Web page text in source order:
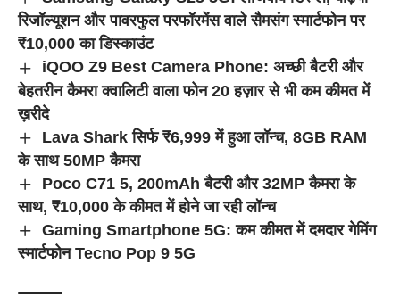
रिजॉल्यूशन और पावरफुल परफॉरमेंस वाले सैमसंग स्मार्टफोन पर
₹10,000 का डिस्काउंट
iQOO Z9 Best Camera Phone: अच्छी बैटरी और
बेहतरीन कैमरा क्वालिटी वाला फोन 20 हज़ार से भी कम कीमत में
ख़रीदे
Lava Shark सिर्फ ₹6,999 में हुआ लॉन्च, 8GB RAM
के साथ 50MP कैमरा
Poco C71 5, 200mAh बैटरी और 32MP कैमरा के
साथ, ₹10,000 के कीमत में होने जा रही लॉन्च
Gaming Smartphone 5G: कम कीमत में दमदार गेमिंग
स्मार्टफोन Tecno Pop 9 5G